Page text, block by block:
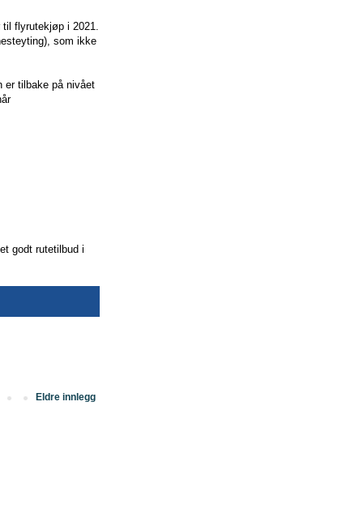
flyrutekjøp i 2021.
som ikke
er tilbake på nivået
godt rutetilbud i
Eldre innlegg